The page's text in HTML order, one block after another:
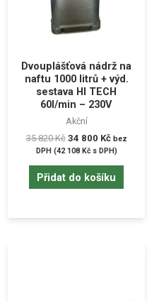
Dvouplášťová nádrž na
naftu 1000 litrů + výd.
sestava HI TECH
60l/min – 230V
Akční
35 820Kč 34 800 Kč bez
DPH (42 108 Kčs DPH)
Přidat do košíku